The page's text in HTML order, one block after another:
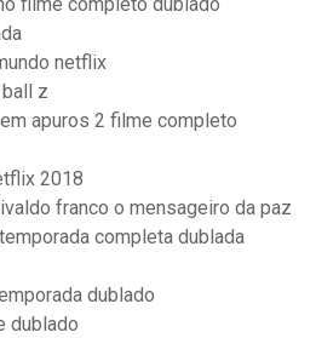
filme completo dublado
netflix
z
apuros 2 filme completo
2018
franco o mensageiro da paz
completa dublada
dublado
dublado